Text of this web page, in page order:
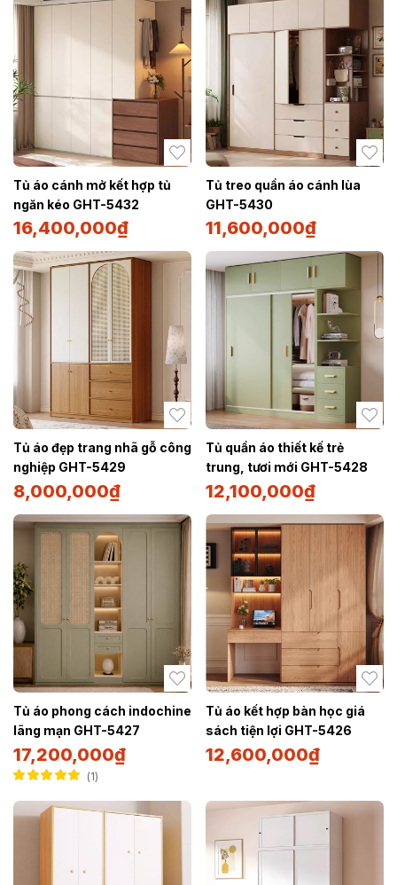
Tủ áo cánh mở kết hợp tủ
ngăn kéo GHT-5432
16,400,000₫
Tủ treo quần áo cánh lùa
GHT-5430
11,600,000₫
Tủ áo đẹp trang nhã gỗ công
nghiệp GHT-5429
8,000,000₫
Tủ quần áo thiết kế trẻ
trung, tươi mới GHT-5428
12,100,000₫
Tủ áo phong cách indochine
lãng mạn GHT-5427
17,200,000₫
5.005 sao
1
Tủ áo kết hợp bàn học giá
sách tiện lợi GHT-5426
12,600,000₫